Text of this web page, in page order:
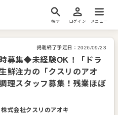
探す ログイン メニュー
掲載終了予定日： 2026/09/23
募集◆未経験OK！「ドラ
鮮注力の「クスリのアオ
理スタッフ募集！残業ほぼ
株式会社クスリのアオキ